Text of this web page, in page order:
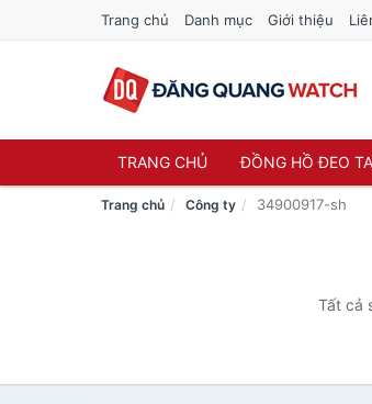
Trang chủ Danh mục Giới thiệu
TRANG CHỦ ĐỒNG HỒ ĐEO
Trang chủ Công ty 34900917-sh
Tất cả